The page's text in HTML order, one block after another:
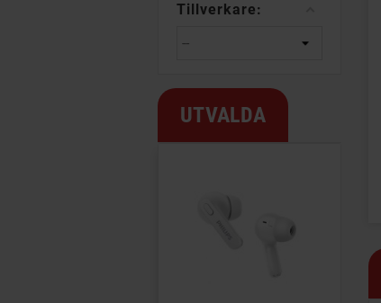
Tillverkare:
UTVALDA